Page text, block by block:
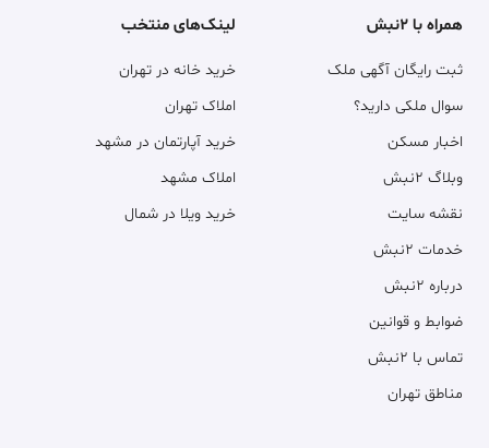
همراه با ۲نبش
ثبت رایگان آگهی ملک
سوال ملکی دارید؟
اخبار مسکن
وبلاگ ۲نبش
نقشه سایت
خدمات ۲نبش
درباره ۲نبش
ضوابط و قوانین
تماس با ۲نبش
مناطق تهران
لینک‌های منتخب
خرید خانه در تهران
املاک تهران
خرید آپارتمان در مشهد
املاک مشهد
خرید ویلا در شمال